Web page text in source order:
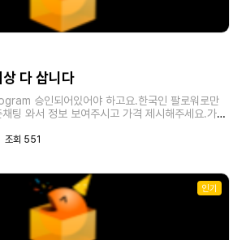
다 삽니다
승인되어있어야 하고요.한국인 팔로워로만
팅 와서 정보 보여주시고 가격 제시해주세요.가격
o/sFp17Uzi
조회 551
인기